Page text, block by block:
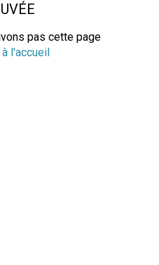
pas cette page
l'accueil